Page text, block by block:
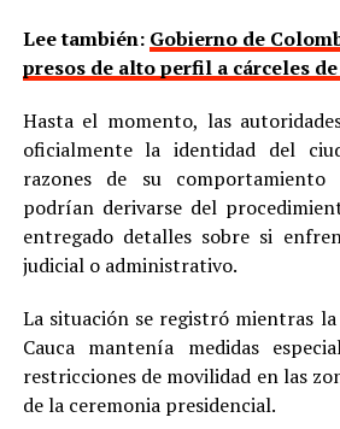
Lee también: Gobierno de
presos de alto perfil a cárceles
Hasta el momento, las
oficialmente la identidad del
razones de su
podrían derivarse del
entregado detalles sobre si
judicial o administrativo.
La situación se registró mientras
Cauca mantenía medidas
restricciones de movilidad en las
de la ceremonia presidencial.